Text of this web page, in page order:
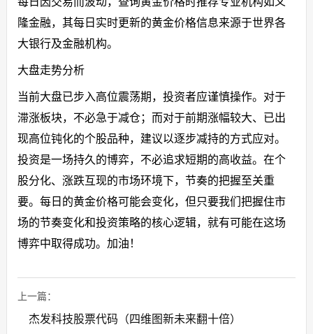
隆金融，其每日实时更新的黄金价格信息来源于世界各
大银行及金融机构。
大盘走势分析
当前大盘已步入高位震荡期，投资者应谨慎操作。对于
滞涨板块，不必急于减仓；而对于前期涨幅较大、已出
现高位钝化的个股品种，建议以逐步减持的方式应对。
投资是一场持久的博弈，不必追求短期的高收益。在个
股分化、涨跌互现的市场环境下，节奏的把握至关重
要。每日的黄金价格可能会变化，但只要我们把握住市
场的节奏变化和投资策略的核心逻辑，就有可能在这场
博弈中取得成功。加油！
上一篇：
杰发科技股票代码（四维图新未来翻十倍）